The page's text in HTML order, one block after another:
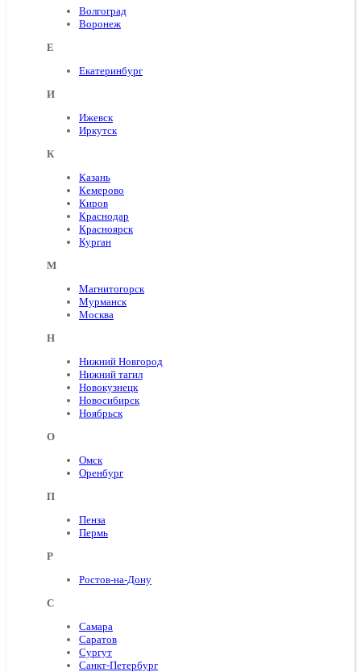
Волгоград
Воронеж
E
Екатеринбург
И
Ижевск
Иркутск
К
Казань
Кемерово
Киров
Краснодар
Красноярск
Курган
М
Магнитогорск
Мурманск
Москва
Н
Нижний Новгород
Нижний тагил
Новокузнецк
Новосибирск
Ноябрьск
О
Омск
Оренбург
П
Пенза
Пермь
Р
Ростов-на-Дону
С
Самара
Саратов
Сургут
Санкт-Петербург